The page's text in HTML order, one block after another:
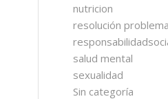
nutricion
resolución
salud mental
sexualidad
Sin categoría